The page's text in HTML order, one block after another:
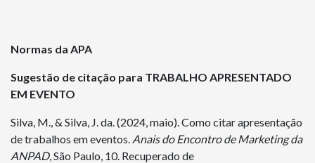
Normas da APA
Sugestão de citação para TRABALHO APRESENTADO
EM EVENTO
Silva, M., & Silva, J. da. (2024, maio). Como citar apresentação
de trabalhos em eventos. Anais do Encontro de Marketing da
ANPAD, São Paulo, 10. Recuperado de